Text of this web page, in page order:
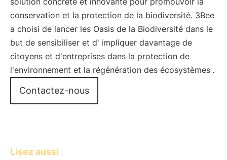
conservation et la protection de la biodiversité. 3Bee
a choisi de lancer les Oasis de la Biodiversité dans le
but de sensibiliser et d' impliquer davantage de
citoyens et d'entreprises dans la protection de
l'environnement et la régénération des écosystèmes .
Contactez-nous
Lisez aussi